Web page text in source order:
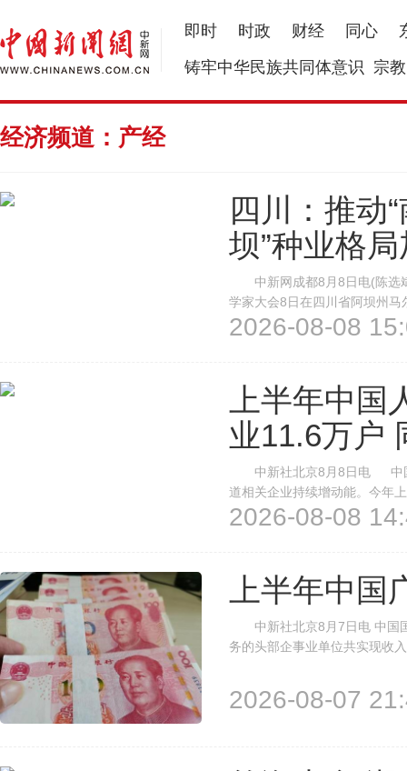
即时 时政 财经 同心
铸牢中华民族共同体意识 宗教
经济频道：产经
四川：推动
坝”种业格
中新网成都8月8日电(陈选斌
学家大会8日在四川省阿坝州马
高地格局，汇聚全国种业领域
2026-08-08
上半年中
业11.6万户
中新社北京8月8日电 中国
道相关企业持续增动能。今年
9.5%。 上半年，全国新设“
2026-08-08
上半年中
中新社北京8月7日电 中国国
务的头部企事业单位共实现收
2026-08-07